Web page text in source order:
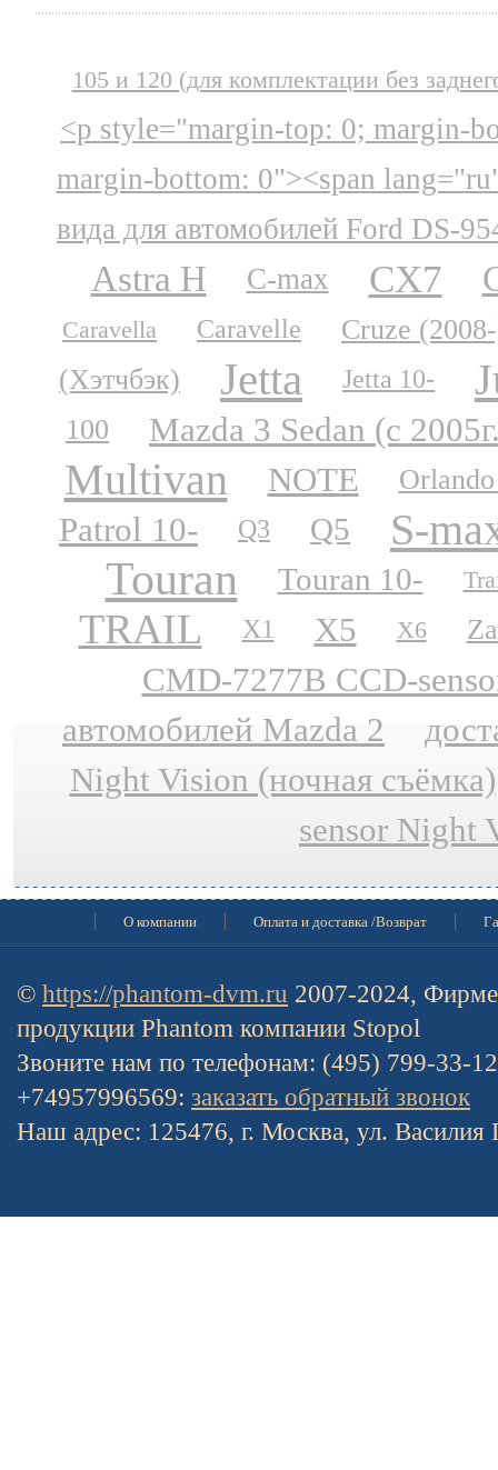
105 и 120 (для комплектации без
<p style="margin-top: 0; margin-
margin-bottom: 0"><span
вида для автомобилей Ford DS-
Astra H C-max CX7
Caravella Caravelle
Cruze
(Хэтчбэк)
Jetta Jetta 10-
100 Mazda 3 Sedan (с
Multivan NOTE
Patrol 10- Q3 Q5 S-
Touran Touran 10-
TRAIL X1 X5 X6
CMD-7277B CCD-
автомобилей Mazda 2
Night Vision (ночная съёмка)
sensor Night
О компании Оплата и доставка /Возврат
© https://phantom-dvm.ru 2007-2024,
продукции Phantom компании Stopol
Звоните нам по телефонам: (495) 799-33-
+74957996569: заказать обратный звонок
Наш адрес: 125476, г. Москва, ул. Василия